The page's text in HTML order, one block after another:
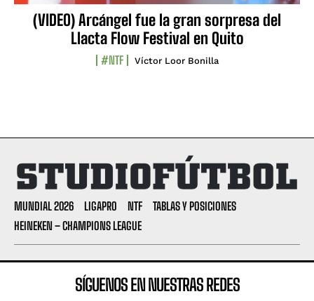
(VIDEO) Arcángel fue la gran sorpresa del
Llacta Flow Festival en Quito
#NTF Víctor Loor Bonilla
MUNDIAL 2026 LIGAPRO NTF
TABLAS Y POSICIONES
HEINEKEN – CHAMPIONS LEAGUE
SÍGUENOS EN NUESTRAS REDES